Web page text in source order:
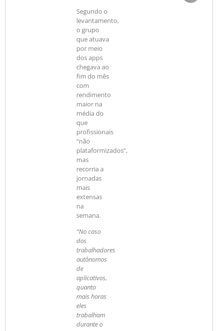
Segundo o
levantamento,
o grupo
que atuava
por meio
dos apps
chegava ao
fim do mês
com
rendimento
maior na
média do
que
profissionais
“não
plataformizados”,
mas
recorria a
jornadas
mais
extensas
na
semana.
“No caso
dos
trabalhadores
autônomos
de
aplicativos,
quanto
mais horas
eles
trabalham
durante o